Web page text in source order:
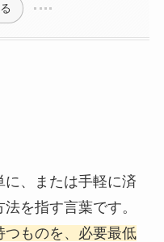
に、または手軽に済
を指す言葉です。
ものを、必要最低